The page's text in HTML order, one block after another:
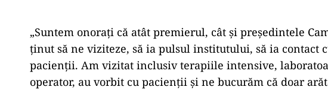
„Suntem onoraţi că atât premierul, cât şi preşedintele
ţinut să ne viziteze, să ia pulsul institutului, să ia contact
pacienţii. Am vizitat inclusiv terapiile intensive,
operator, au vorbit cu pacienţii şi ne bucurăm că doar